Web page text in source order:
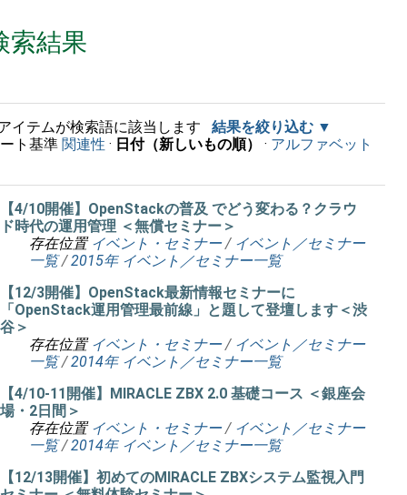
索結果
イテムが検索語に該当します
結果を絞り込む
ト基準 関連性 · 日付（新しいもの順） · アルファベット
【4/10開催】OpenStackの普及 でどう変わる？クラウ
ド時代の運用管理 ＜無償セミナー＞
存在位置 イベント・セミナー / イベント／セミナー
一覧 /2015年 イベント／セミナー一覧
【12/3開催】OpenStack最新情報セミナーに
「OpenStack運用管理最前線」と題して登壇します＜渋
谷＞
存在位置 イベント・セミナー / イベント／セミナー
一覧 /2014年 イベント／セミナー一覧
【4/10-11開催】MIRACLE ZBX 2.0 基礎コース ＜銀座会
場・2日間＞
存在位置 イベント・セミナー / イベント／セミナー
一覧 /2014年 イベント／セミナー一覧
【12/13開催】初めてのMIRACLE ZBXシステム監視入門